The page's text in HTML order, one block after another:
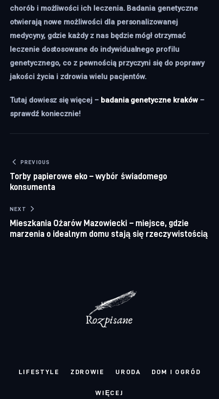
chorób i możliwości ich leczenia. Badania genetyczne
otwierają nowe możliwości dla personalizowanej
medycyny, gdzie każdy z nas będzie mógł otrzymać
leczenie dostosowane do indywidualnego profilu
genetycznego, co z pewnością przyczyni się do poprawy
jakości życia i zdrowia wielu pacjentów.
Tutaj dowiesz się więcej – badania genetyczne kraków–
sprawdź koniecznie!
Nawigacja wpisu
PREVIOUS
Torby papierowe eko – wybór świadomego
konsumenta
NEXT
Mieszkania Ożarów Mazowiecki – miejsce, gdzie
marzenia o idealnym domu stają się rzeczywistością
LIFESTYLE ZDROWIE URODA DOM I OGRÓD
WIĘCEJ